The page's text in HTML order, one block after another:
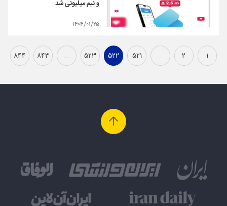
و نیم میلیونی شد
۱۴۰۴/۰۱/۲۵
۱ ۲ ... ۵۲۱ ۵۲۲ ۵۲۳ ... ۸۴۳ ۸۴۴